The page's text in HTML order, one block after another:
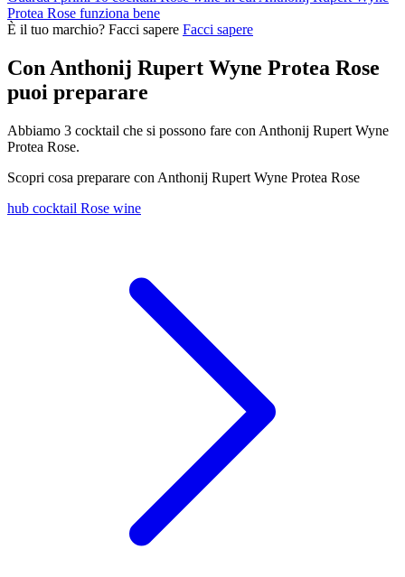
Protea Rose funziona bene
È il tuo marchio? Facci sapere Facci sapere
Con Anthonij Rupert Wyne Protea Rose
puoi preparare
Abbiamo 3 cocktail che si possono fare con Anthonij Rupert Wyne
Protea Rose.
Scopri cosa preparare con Anthonij Rupert Wyne Protea Rose
hub cocktail Rose wine